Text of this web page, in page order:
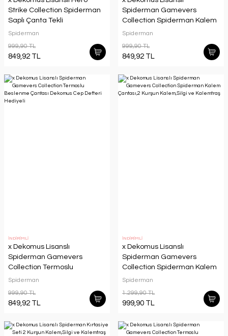
Strike Collection Spiderman
Saplı Çanta Tekli
Spiderman
999,90 TL
849,92 TL
Spiderman Gamevers
Collection Spiderman Kalem
Çantası Dekomus Cep
Spiderman
999,90 TL
849,92 TL
İNDİRİMLİ
x Dekomus Lisanslı
Spiderman Gamevers
Collection Termoslu
Beslenme Çantası Dekomus
Spiderman
999,90 TL
849,92 TL
İNDİRİMLİ
x Dekomus Lisanslı
Spiderman Gamevers
Collection Spiderman Kalem
Çantası,2 Kurşun Kalem,Silgi
Spiderman
1.299,90 TL
999,90 TL